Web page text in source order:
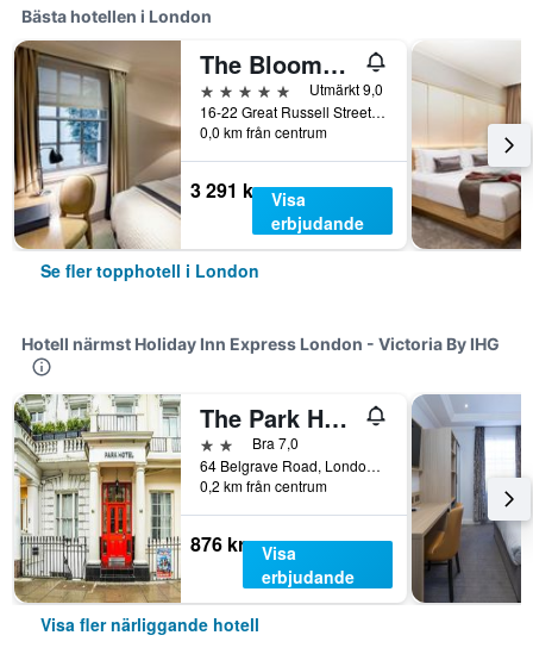
Bästa hotellen i London
The Bloomsbury
5 stjärnor
Utmärkt 9,0
16-22 Great Russell Street, London, Storbritannien
0,0 km från centrum
3 291 kr Visa
erbjudande
Se fler topphotell i London
Hotell närmst Holiday Inn Express London - Victoria By IHG
The Park Hotel
2 stjärnorBra 7,0
64 Belgrave Road, London, Storbritannien
0,2 km från centrum
876 kr
Visa
erbjudande
Visa fler närliggande hotell